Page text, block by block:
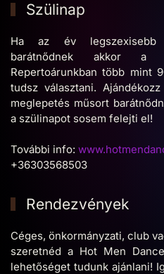
Szülinap
Ha az év legszexisebb
barátnődnek akkor a
Repertoárunkban több mint
tudsz választani.
meglepetés műsort
a szülinapot sosem felejti el!
További info:
+36303568503
Rendezvények
Céges, önkormányzati, club
szeretnéd a Hot Men
lehetőséget tudunk ajánlani!